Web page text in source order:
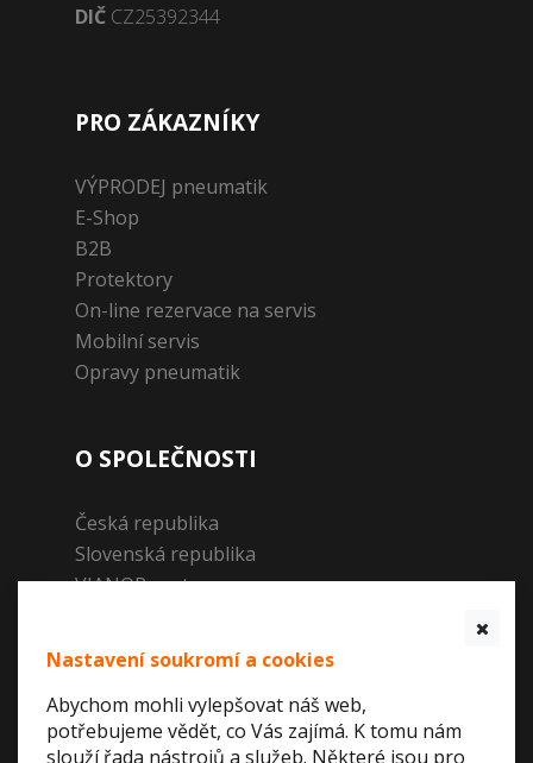
Nastavení soukromí a cookies
Abychom mohli vylepšovat náš web,
potřebujeme vědět, co Vás zajímá. K tomu nám
slouží řada nástrojů a služeb. Některé jsou pro
DIČ CZ25392344
PRO ZÁKAZNÍKY
VÝPRODEJ pneumatik
E-Shop
B2B
Protektory
On-line rezervace na servis
Mobilní servis
Opravy pneumatik
O SPOLEČNOSTI
Česká republika
Slovenská republika
VIANOR partner
ISO 9002
AKTUÁLNĚ